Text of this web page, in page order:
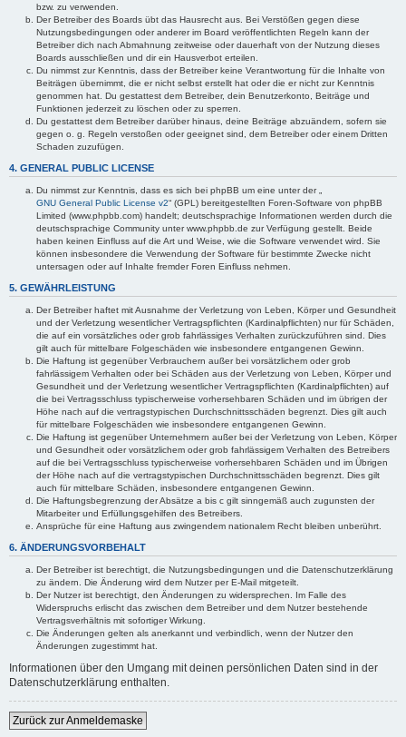
bzw. zu verwenden.
Der Betreiber des Boards übt das Hausrecht aus. Bei Verstößen gegen diese
Nutzungsbedingungen oder anderer im Board veröffentlichten Regeln kann der
Betreiber dich nach Abmahnung zeitweise oder dauerhaft von der Nutzung dieses
Boards ausschließen und dir ein Hausverbot erteilen.
Du nimmst zur Kenntnis, dass der Betreiber keine Verantwortung für die Inhalte von
Beiträgen übernimmt, die er nicht selbst erstellt hat oder die er nicht zur Kenntnis
genommen hat. Du gestattest dem Betreiber, dein Benutzerkonto, Beiträge und
Funktionen jederzeit zu löschen oder zu sperren.
Du gestattest dem Betreiber darüber hinaus, deine Beiträge abzuändern, sofern sie
gegen o. g. Regeln verstoßen oder geeignet sind, dem Betreiber oder einem Dritten
Schaden zuzufügen.
4. GENERAL PUBLIC LICENSE
Du nimmst zur Kenntnis, dass es sich bei phpBB um eine unter der „
GNU General Public License v2“ (GPL) bereitgestellten Foren-Software von phpBB
Limited (www.phpbb.com) handelt; deutschsprachige Informationen werden durch die
deutschsprachige Community unter www.phpbb.de zur Verfügung gestellt. Beide
haben keinen Einfluss auf die Art und Weise, wie die Software verwendet wird. Sie
können insbesondere die Verwendung der Software für bestimmte Zwecke nicht
untersagen oder auf Inhalte fremder Foren Einfluss nehmen.
5. GEWÄHRLEISTUNG
Der Betreiber haftet mit Ausnahme der Verletzung von Leben, Körper und Gesundheit
und der Verletzung wesentlicher Vertragspflichten (Kardinalpflichten) nur für Schäden,
die auf ein vorsätzliches oder grob fahrlässiges Verhalten zurückzuführen sind. Dies
gilt auch für mittelbare Folgeschäden wie insbesondere entgangenen Gewinn.
Die Haftung ist gegenüber Verbrauchern außer bei vorsätzlichem oder grob
fahrlässigem Verhalten oder bei Schäden aus der Verletzung von Leben, Körper und
Gesundheit und der Verletzung wesentlicher Vertragspflichten (Kardinalpflichten) auf
die bei Vertragsschluss typischerweise vorhersehbaren Schäden und im übrigen der
Höhe nach auf die vertragstypischen Durchschnittsschäden begrenzt. Dies gilt auch
für mittelbare Folgeschäden wie insbesondere entgangenen Gewinn.
Die Haftung ist gegenüber Unternehmern außer bei der Verletzung von Leben, Körper
und Gesundheit oder vorsätzlichem oder grob fahrlässigem Verhalten des Betreibers
auf die bei Vertragsschluss typischerweise vorhersehbaren Schäden und im Übrigen
der Höhe nach auf die vertragstypischen Durchschnittsschäden begrenzt. Dies gilt
auch für mittelbare Schäden, insbesondere entgangenen Gewinn.
Die Haftungsbegrenzung der Absätze a bis c gilt sinngemäß auch zugunsten der
Mitarbeiter und Erfüllungsgehilfen des Betreibers.
Ansprüche für eine Haftung aus zwingendem nationalem Recht bleiben unberührt.
6. ÄNDERUNGSVORBEHALT
Der Betreiber ist berechtigt, die Nutzungsbedingungen und die Datenschutzerklärung
zu ändern. Die Änderung wird dem Nutzer per E-Mail mitgeteilt.
Der Nutzer ist berechtigt, den Änderungen zu widersprechen. Im Falle des
Widerspruchs erlischt das zwischen dem Betreiber und dem Nutzer bestehende
Vertragsverhältnis mit sofortiger Wirkung.
Die Änderungen gelten als anerkannt und verbindlich, wenn der Nutzer den
Änderungen zugestimmt hat.
Informationen über den Umgang mit deinen persönlichen Daten sind in der
Datenschutzerklärung enthalten.
Zurück zur Anmeldemaske